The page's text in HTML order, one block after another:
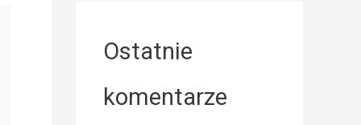
Ostatnie
komentarze